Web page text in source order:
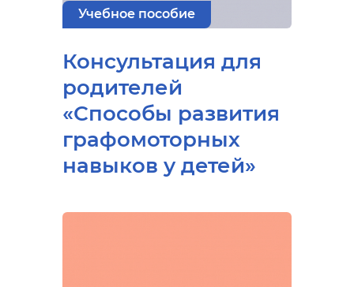
Учебное пособие
Консультация для
родителей
«Способы развития
графомоторных
навыков у детей»